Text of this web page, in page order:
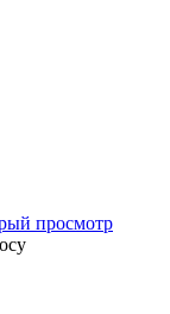
просмотр